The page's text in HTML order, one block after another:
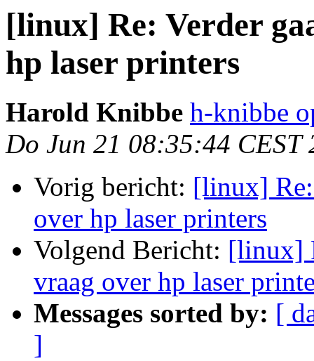
[linux] Re: Verder
hp laser printers
Harold Knibbe h-knibbe
Do Jun 21 08:35:44 CEST
Vorig bericht: [linux] Re:
over hp laser printers
Volgend Bericht: [linux]
vraag over hp laser
Messages sorted by: [
]